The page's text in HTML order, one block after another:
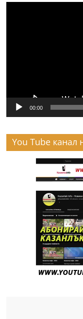
00:00
You Tube канал